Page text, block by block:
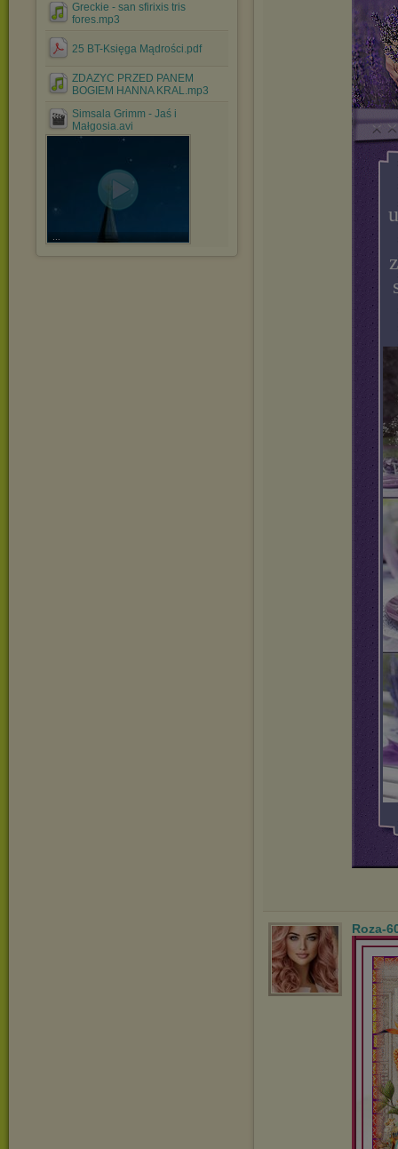
Greckie - san sfirixis tris
fores.mp3
25 BT-Księga Mądrości.pdf
ZDAZYC PRZED PANEM
BOGIEM HANNA KRAL.mp3
Simsala Grimm - Jaś i
Małgosia.avi
Roza-